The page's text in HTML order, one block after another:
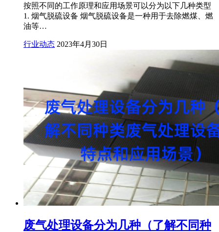
按照不同的工作原理和应用场景可以分为以下几种类型
1. 烟气脱硫设备 烟气脱硫设备是一种用于去除燃煤、燃
油等…
行业动态 2023年4月30日
废气处理设备分为几种（了解不同种